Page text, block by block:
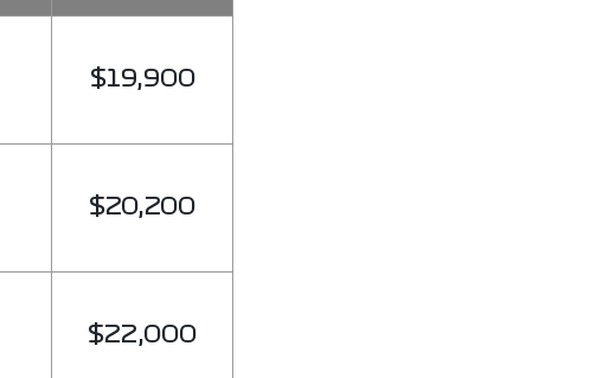
$19,900
$20,200
$22,000